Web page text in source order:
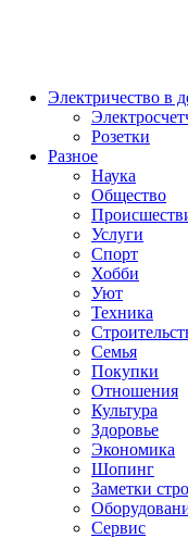
Электричество в
Розетки
Разное
Наука
Общество
Услуги
Спорт
Хобби
Уют
Техника
Семья
Покупки
Отношения
Культура
Здоровье
Экономика
Шопинг
Заметки
Сервис